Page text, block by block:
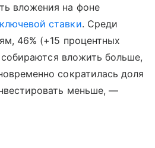
вложения на фоне
ключевой ставки. Среди
46% (+15 процентных
собираются вложить больше,
сократилась доля
меньше, —